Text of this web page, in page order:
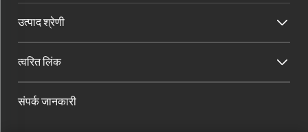
उत्पाद श्रेणी
त्वरित लिंक
संपर्क जानकारी